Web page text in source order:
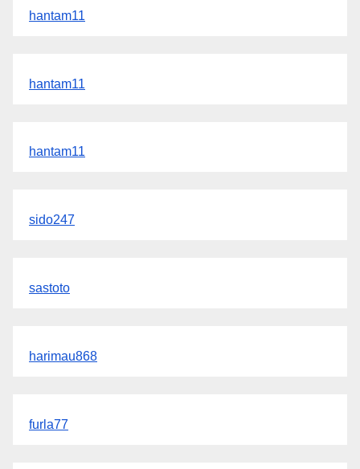
hantam11
hantam11
hantam11
sido247
sastoto
harimau868
furla77